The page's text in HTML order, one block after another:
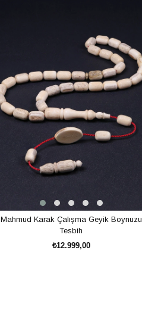
Mahmud Karak Çalışma Geyik Boynuzu
Tesbih
₺12.999,00